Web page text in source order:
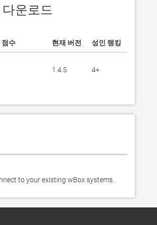
다운로드
점수 현재 버전 성인 랭킹
1.4.5 4+
to your existing wBox systems.